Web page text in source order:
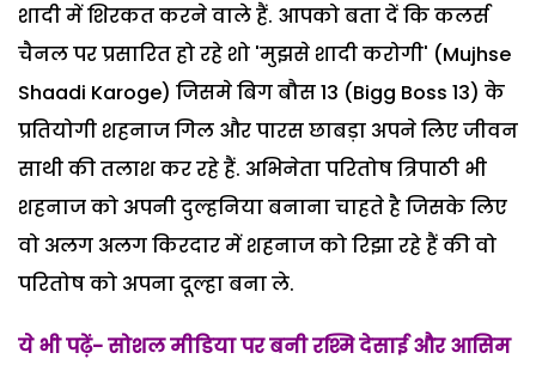
शादी में शिरकत करने वाले हैं. आपको बता दें कि कलर्स
चैनल पर प्रसारित हो रहे शो 'मुझसे शादी करोगी' (Mujhse
Shaadi Karoge) जिसमे बिग बौस 13 (Bigg Boss 13) के
प्रतियोगी शहनाज गिल और पारस छाबड़ा अपने लिए जीवन
साथी की तलाश कर रहे हैं. अभिनेता परितोष त्रिपाठी भी
शहनाज को अपनी दुल्हनिया बनाना चाहते है जिसके लिए
वो अलग अलग किरदार में शहनाज को रिझा रहे हैं की वो
परितोष को अपना दूल्हा बना ले.
ये भी पढ़ें- सोशल मीडिया पर बनी रश्मि देसाई और आसिम